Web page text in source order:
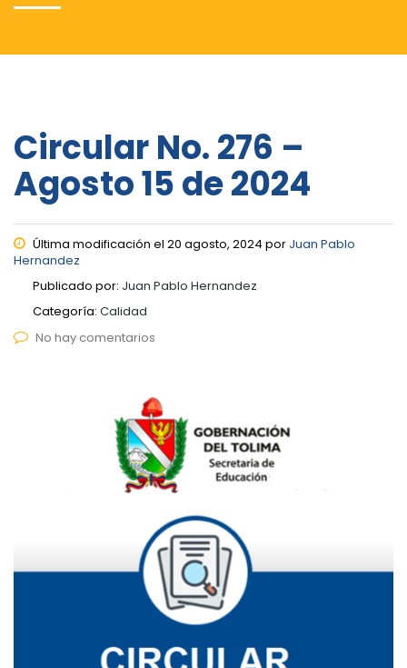
Circular No. 276 –
Agosto 15 de 2024
Última modificación el 20 agosto, 2024 por Juan Pablo
Hernandez
Publicado por: Juan Pablo Hernandez
Categoría: Calidad
No hay comentarios